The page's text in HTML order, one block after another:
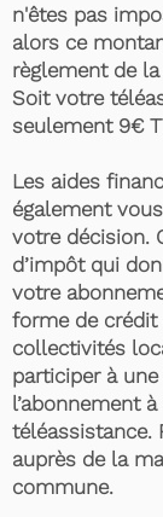
n'êtes pas
alors ce
règlement de
Soit votre
seulement 9€
Les aides
également
votre décision.
d’impôt qui
votre
forme de crédit
collectivités
participer à
l’abonnement
téléassistance.
auprès de la
commune.